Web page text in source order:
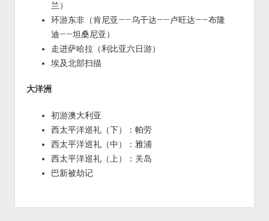
兰）
环游东非（肯尼亚——乌干达——卢旺达——布隆
迪——坦桑尼亚）
走进萨哈拉（利比亚六日游）
埃及北部扫描
大洋洲
初游澳大利亚
西太平洋巡礼（下）：帕劳
西太平洋巡礼（中）：雅浦
西太平洋巡礼（上）：关岛
巴新被劫记